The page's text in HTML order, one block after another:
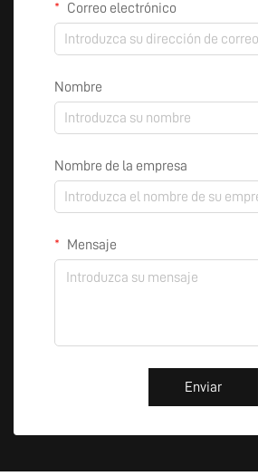
Correo electrónico
Nombre
Nombre de la empresa
Mensaje
Enviar